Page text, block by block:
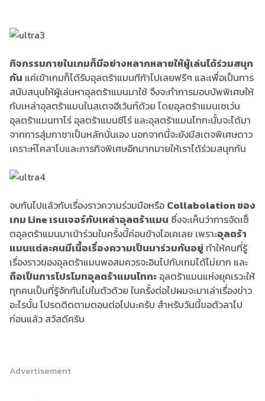
กิจกรรมภายในเกมก็มีอย่างหลากหลายให้ผู้เล่นได้ร่วมสนุก
กัน แค่เข้าเกมก็ได้รับอุลตร้าแมนทีก้าไปเลยฟรีๆ และเพื่อเป็นการ
สนับสนุนให้ผู้เล่นหาอุลตร้าแมนมาใช้ จึงจะทำการมอบบัพพิเศษให้
กับเหล่าอุลตร้าแมนในสเตจอีเว้นท์ด้วย โดยอุลตร้าแมนเซเว่น
อุลตร้าแมนทาโร่ อุลตร้าแมนซีโร่ และอุลตร้าแมนไทกะนั้นจะได้มา
จากการสุ่มกาชาเป็นหลักนั่นเอง นอกจากนี้จะยังมีสเตจพิเศษดาว
เคราะห์โคลาโบและภารกิจพิเศษอีกมากมายให้เราได้ร่วมสนุกกัน
จบกันไปแล้วกับเรื่องราวความร่วมมือหรือ Collabolation ของ
เกม Line เรนเจอร์กับเหล่าอุลตร้าแมน ซึ่งจะเห็นว่าการจัดเซ็
ตอุลตร้าแมนมาเข้าร่วมในครั้งนี้ค่อนข้างโอเคเลย เพราะอุลตร้า
แมนแต่ละคนมีเนื้อเรื่องความเป็นมาร่วมกันอยู่ ทำให้คนที่รู้
เรื่องราวของอุลตร้าแมนพอสมควรจะอินไปกับเกมได้ไม่ยาก และ
ถือเป็นการโปรโมทอุลตร้าแมนไทกะ อุลตร้าแมนแห่งยุคเรวะให้
ทุกคนเป็นที่รู้จักกันไปในตัวด้วย ในครั้งต่อไปผมจะมาเล่าเรื่องข่าว
อะไรนั้น โปรดติดตามตอนต่อไปนะครับ สำหรับวันนี้ขอตัวลาไป
ก่อนแล้ว สวัสดีครับ
Advertisement